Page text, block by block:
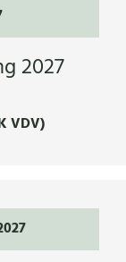
2027
VDV)